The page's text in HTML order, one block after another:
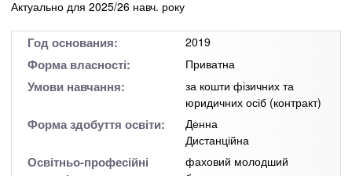
i
n
а
д
Актуально для 2025/26 навч. року
Год основания: 2019
Форма власності: Приватна
Умови навчання:
за кошти фізичних та
юридичних осіб (контракт)
Форма здобуття освіти:
Денна
Дистанційна
Освітньо-професійні
фаховий молодший